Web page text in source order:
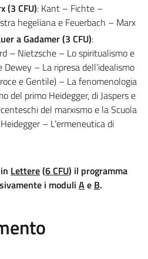
(3 CFU): Kant – Fichte –
hegeliana e Feuerbach – Marx
a Gadamer (3 CFU):
– Nietzsche – Lo spiritualismo e
– La ripresa dell’idealismo
e Gentile) – La fenomenologia
del primo Heidegger, di Jaspers e
del marxismo e la Scuola
– L’ermeneutica di
Lettere(6 CFU) il programma
i moduli Ae B.